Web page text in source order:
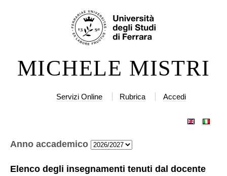
Salta
allaMICHELE MISTRI
Servizi Online Rubrica Accedi
Anno accademico
Elenco degli insegnamenti tenuti dal docente